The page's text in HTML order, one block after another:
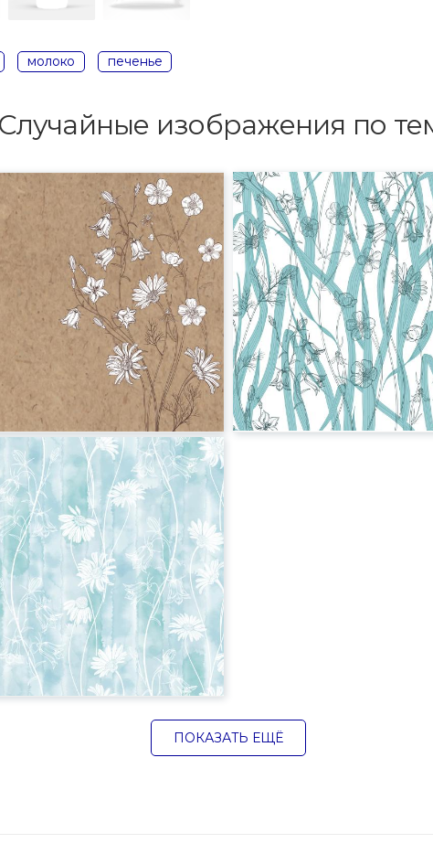
молоко печенье
Случайные изображения по
ПОКАЗАТЬ ЕЩЁ